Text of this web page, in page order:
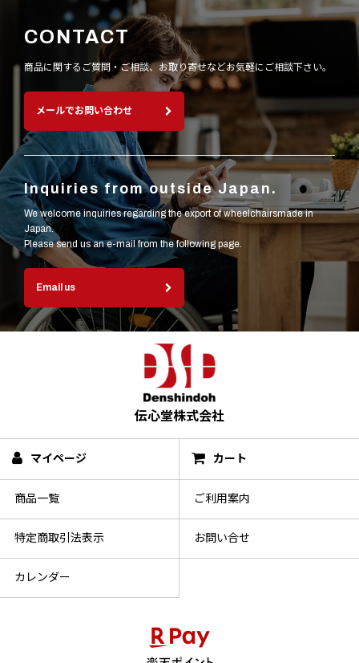
CONTACT
商品に関するご質問・ご相談、お取り寄せなどお気軽にご相談下さい。
メールでお問い合わせ
Inquiries from outside Japan.
We welcome inquiries regarding the export of wheelchairsmade in
Japan.
Please send us an e-mail from the following page.
Email us
伝心堂株式会社
マイページ カート
商品一覧 ご利用案内
特定商取引法表示 お問い合せ
カレンダー